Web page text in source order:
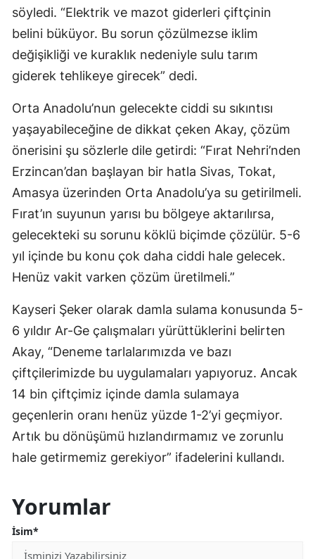
söyledi. “Elektrik ve mazot giderleri çiftçinin
belini büküyor. Bu sorun çözülmezse iklim
değişikliği ve kuraklık nedeniyle sulu tarım
giderek tehlikeye girecek” dedi.
Orta Anadolu’nun gelecekte ciddi su sıkıntısı
yaşayabileceğine de dikkat çeken Akay, çözüm
önerisini şu sözlerle dile getirdi: “Fırat Nehri’nden
Erzincan’dan başlayan bir hatla Sivas, Tokat,
Amasya üzerinden Orta Anadolu’ya su getirilmeli.
Fırat’ın suyunun yarısı bu bölgeye aktarılırsa,
gelecekteki su sorunu köklü biçimde çözülür. 5-6
yıl içinde bu konu çok daha ciddi hale gelecek.
Henüz vakit varken çözüm üretilmeli.”
Kayseri Şeker olarak damla sulama konusunda 5-
6 yıldır Ar-Ge çalışmaları yürüttüklerini belirten
Akay, “Deneme tarlalarımızda ve bazı
çiftçilerimizde bu uygulamaları yapıyoruz. Ancak
14 bin çiftçimiz içinde damla sulamaya
geçenlerin oranı henüz yüzde 1-2’yi geçmiyor.
Artık bu dönüşümü hızlandırmamız ve zorunlu
hale getirmemiz gerekiyor” ifadelerini kullandı.
Yorumlar
İsim*